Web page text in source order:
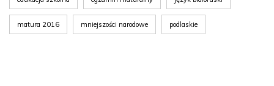
matura 2016 mniejszości narodowe podlaskie